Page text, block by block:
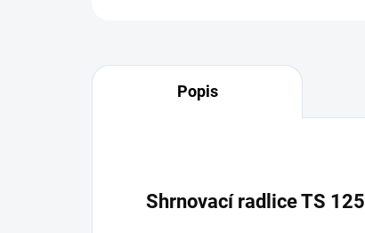
Popis
Shrnovací radlice TS 125